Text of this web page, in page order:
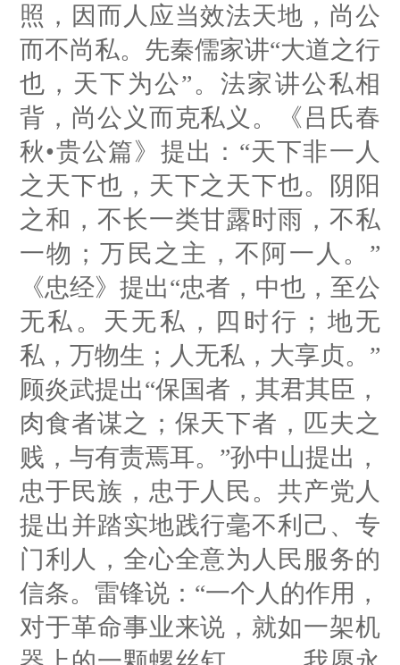
照，因而人应当效法天地，尚公
而不尚私。先秦儒家讲“大道之行
也，天下为公”。法家讲公私相
背，尚公义而克私义。《吕氏春
秋•贵公篇》提出：“天下非一人
之天下也，天下之天下也。阴阳
之和，不长一类甘露时雨，不私
一物；万民之主，不阿一人。”
《忠经》提出“忠者，中也，至公
无私。天无私，四时行；地无
私，万物生；人无私，大享贞。”
顾炎武提出“保国者，其君其臣，
肉食者谋之；保天下者，匹夫之
贱，与有责焉耳。”孙中山提出，
忠于民族，忠于人民。共产党人
提出并踏实地践行毫不利己、专
门利人，全心全意为人民服务的
信条。雷锋说：“一个人的作用，
对于革命事业来说，就如一架机